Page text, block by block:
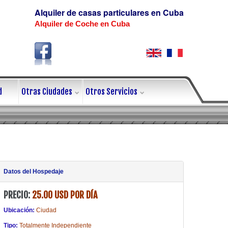
Alquiler de casas particulares en Cuba
Alquiler de Coche en Cuba
Otras Ciudades Otros Servicios
Datos del Hospedaje
PRECIO: 25.00 USD POR DÍA
Ubicación: Ciudad
Tipo: Totalmente Independiente